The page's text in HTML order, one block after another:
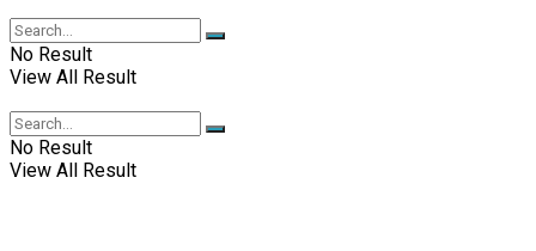
No Result
View All Result
No Result
View All Result